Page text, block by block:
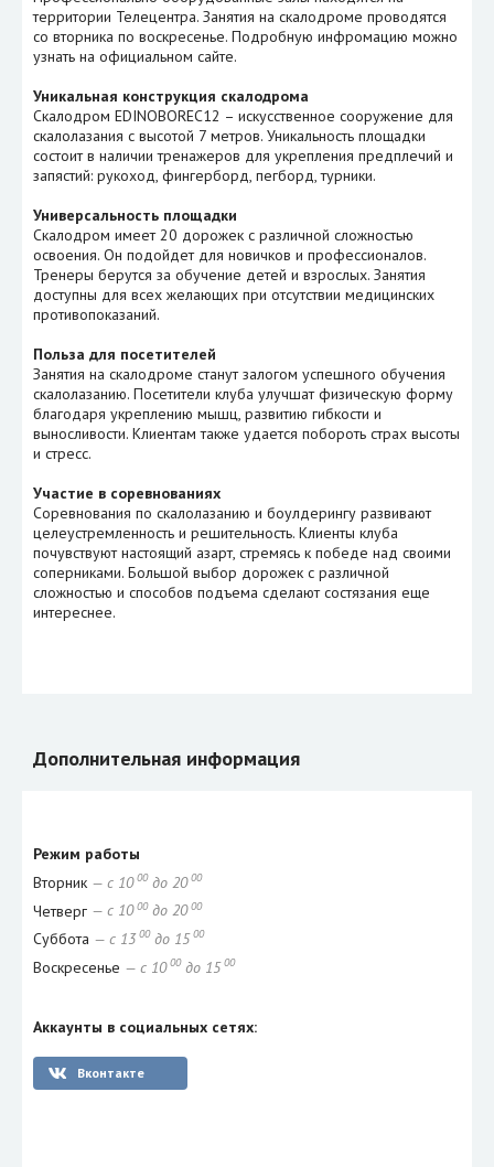
территории Телецентра. Занятия на скалодроме проводятся
со вторника по воскресенье. Подробную инфромацию можно
узнать на официальном сайте.
Уникальная конструкция скалодрома
Скалодром EDINOBOREC12 – искусственное сооружение для
скалолазания с высотой 7 метров. Уникальность площадки
состоит в наличии тренажеров для укрепления предплечий и
запястий: рукоход, фингерборд, пегборд, турники.
Универсальность площадки
Скалодром имеет 20 дорожек с различной сложностью
освоения. Он подойдет для новичков и профессионалов.
Тренеры берутся за обучение детей и взрослых. Занятия
доступны для всех желающих при отсутствии медицинских
противопоказаний.
Польза для посетителей
Занятия на скалодроме станут залогом успешного обучения
скалолазанию. Посетители клуба улучшат физическую форму
благодаря укреплению мышц, развитию гибкости и
выносливости. Клиентам также удается побороть страх высоты
и стресс.
Участие в соревнованиях
Соревнования по скалолазанию и боулдерингу развивают
целеустремленность и решительность. Клиенты клуба
почувствуют настоящий азарт, стремясь к победе над своими
соперниками. Большой выбор дорожек с различной
сложностью и способов подъема сделают состязания еще
интереснее.
Дополнительная информация
Режим работы
Вторник — с 10 00до 20 00
Четверг — с 10 00до 20 00
Суббота — с 13 00до 15 00
Воскресенье — с 10 00до 15 00
Аккаунты в социальных сетях:
Вконтакте